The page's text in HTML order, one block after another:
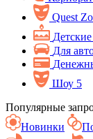
Quest
Для
Шоу 5
Популярные
Новинки